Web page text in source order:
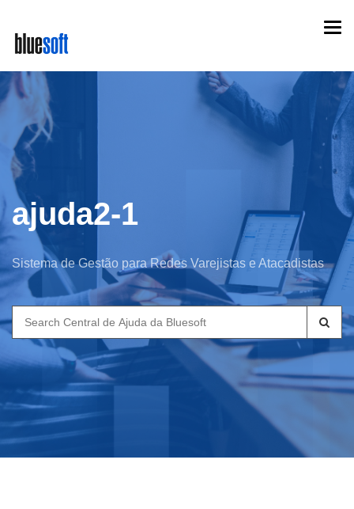
main
content
ajuda2-1
Sistema de Gestão para Redes Varejistas e Atacadistas
Search
for: